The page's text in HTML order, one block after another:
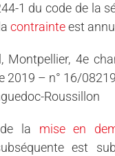
1 du code de la
contrainteest
Montpellier, 4e
2019 – n° 16/08219
Roussillon
la mise en
est